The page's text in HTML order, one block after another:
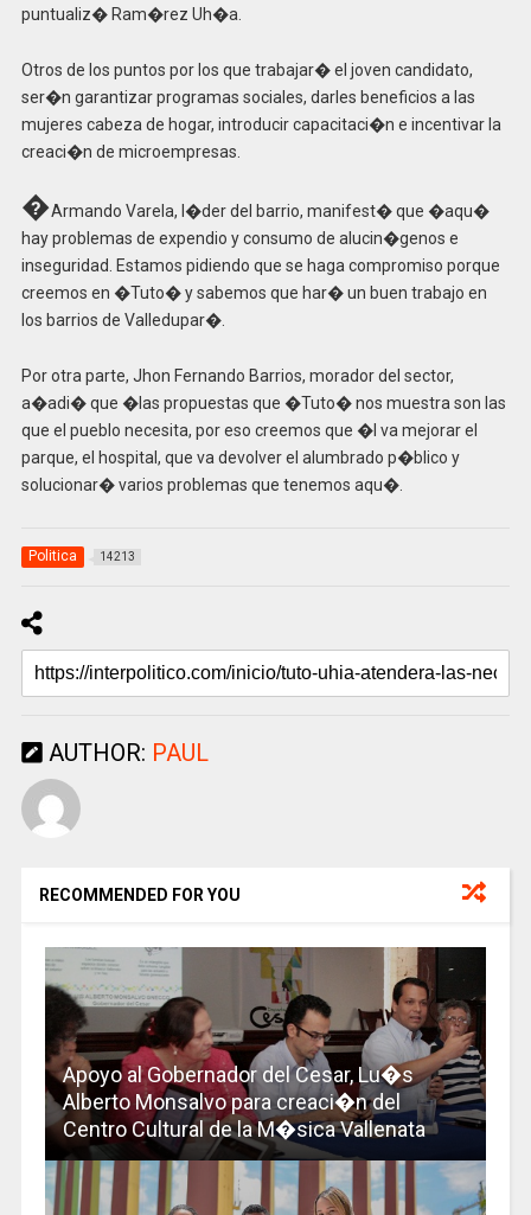
puntualiz� Ram�rez Uh�a.
Otros de los puntos por los que trabajar� el joven candidato,
ser�n garantizar programas sociales, darles beneficios a las
mujeres cabeza de hogar, introducir capacitaci�n e incentivar la
creaci�n de microempresas.
�Armando Varela, l�der del barrio, manifest� que �aqu�
hay problemas de expendio y consumo de alucin�genos e
inseguridad. Estamos pidiendo que se haga compromiso porque
creemos en �Tuto� y sabemos que har� un buen trabajo en
los barrios de Valledupar�.
Por otra parte, Jhon Fernando Barrios, morador del sector,
a�adi� que �las propuestas que �Tuto� nos muestra son las
que el pueblo necesita, por eso creemos que �l va mejorar el
parque, el hospital, que va devolver el alumbrado p�blico y
solucionar� varios problemas que tenemos aqu�.
Politica 14213
AUTHOR: PAUL
RECOMMENDED FOR YOU
Apoyo al Gobernador del Cesar, Lu�s
Alberto Monsalvo para creaci�n del
Centro Cultural de la M�sica Vallenata